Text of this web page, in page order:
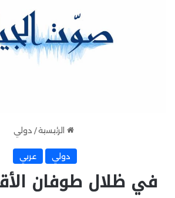
الرئيسية / دولي
دولي عربي
في ظلال طوفان